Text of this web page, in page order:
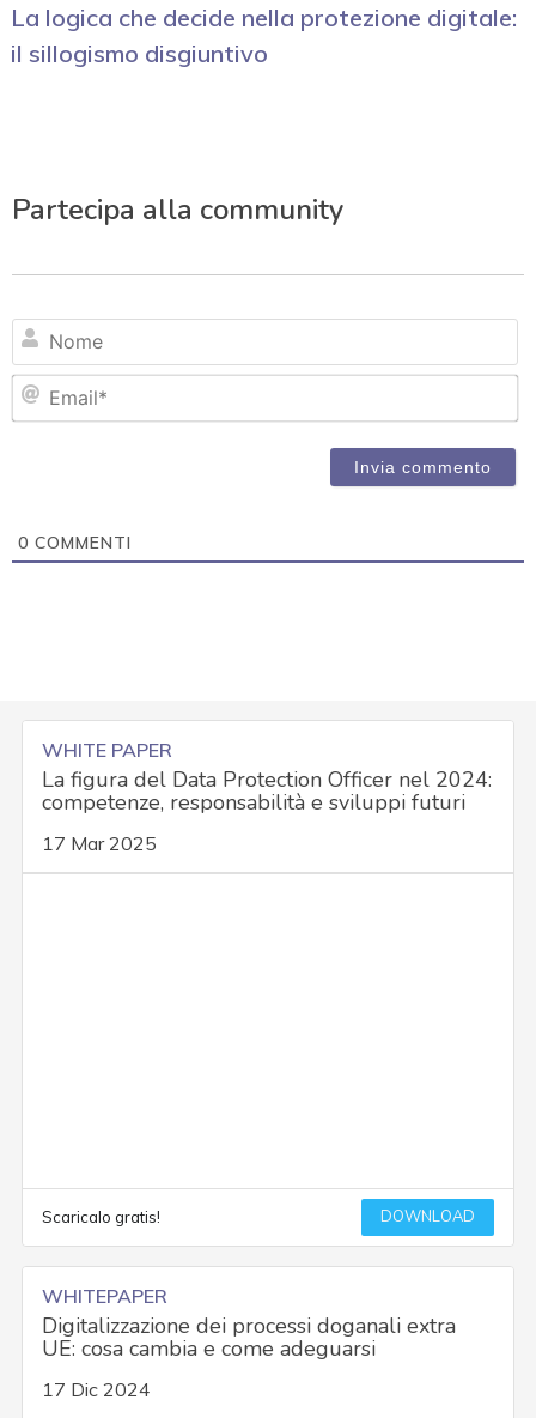
La logica che decide nella protezione digitale:
il sillogismo disgiuntivo
Partecipa alla community
0 COMMENTI
WHITE PAPER
La figura del Data Protection Officer nel 2024:
competenze, responsabilità e sviluppi futuri
17 Mar 2025
Scaricalo gratis! DOWNLOAD
WHITEPAPER
Digitalizzazione dei processi doganali extra
UE: cosa cambia e come adeguarsi
17 Dic 2024